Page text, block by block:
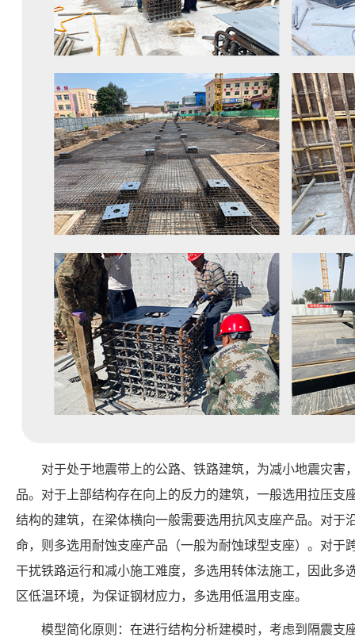
对于处于地震带上的公路、铁路建筑，为减小地震灾害
品。对于上部结构存在向上的反力的建筑，一般选用拉压支
结构的建筑，在梁体横向一般需要选用抗风支座产品。对于
命，则多选用耐蚀支座产品（一般为耐蚀球型支座）。对于
干扰铁路运行和减小施工难度，多选用转体法施工，因此多
区低温环境，为保证钢材应力，多选用低温用支座。
模型简化原则：在进行结构分析建模时，考虑到隔震支